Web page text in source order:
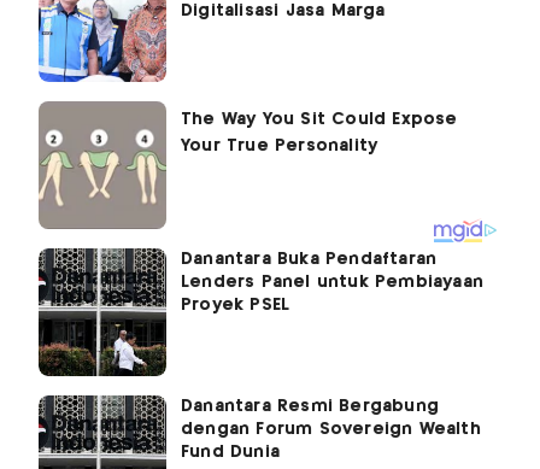
Digitalisasi Jasa Marga
Danantara Buka Pendaftaran
Lenders Panel untuk Pembiayaan
Proyek PSEL
Danantara Resmi Bergabung
dengan Forum Sovereign Wealth
Fund Dunia